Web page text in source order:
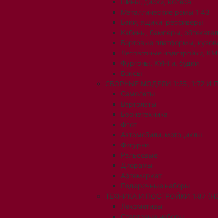
Шины, диски, колеса
Металлические рамы 1:43
Баки, ящики, рессиверы
Кабины, бамперы,
Бортовые платформы,
Лесовозные надстройки,
Фургоны, КУНГи, будки
Боксы
СБОРНЫЕ МОДЕЛИ 1:35, 1:72 И
Самолеты
Вертолеты
Бронетехника
Флот
Автомобили, мотоциклы
Фигурки
Рельсовые
Диорамы
Афтемаркет
Подарочные наборы
ТЕХНИКА И ПОСТРОЙКИ 1:87
Локомотивы
Стартовые наборы